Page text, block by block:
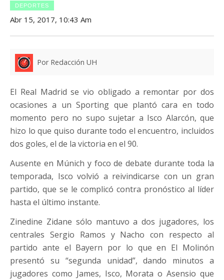
DEPORTES
Abr 15, 2017, 10:43 Am
Por Redacción UH
El Real Madrid se vio obligado a remontar por dos
ocasiones a un Sporting que plantó cara en todo
momento pero no supo sujetar a Isco Alarcón, que
hizo lo que quiso durante todo el encuentro, incluidos
dos goles, el de la victoria en el 90.
Ausente en Múnich y foco de debate durante toda la
temporada, Isco volvió a reivindicarse con un gran
partido, que se le complicó contra pronóstico al líder
hasta el último instante.
Zinedine Zidane sólo mantuvo a dos jugadores, los
centrales Sergio Ramos y Nacho con respecto al
partido ante el Bayern por lo que en El Molinón
presentó su “segunda unidad”, dando minutos a
jugadores como James, Isco, Morata o Asensio que